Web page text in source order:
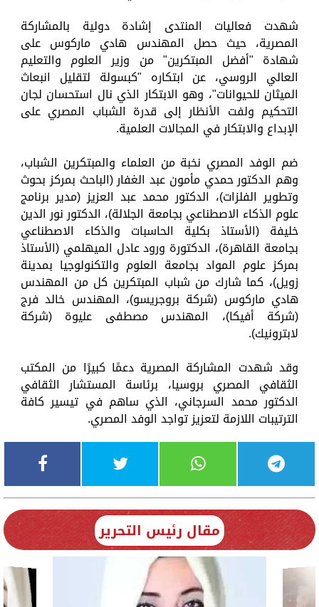
شهدت فعاليات المنتدى إشادة دولية بالمشاركة
المصرية، حيث حصل المهندس هادي ماركوس على
شهادة "أفضل المبتكرين" من وزير العلوم والتعليم
العالي الروسي، عن ابتكاره "كبسولة لتقليل انبعاث
الميثان للحيوانات"، وهو الابتكار الذي نال استحسان لجان
التحكيم ولفت الأنظار إلى قدرة الشباب المصري على
الإبداع والابتكار في المجالات العلمية.
ضم الوفد المصري نخبة من العلماء والمبتكرين الشباب،
وهم الدكتور حمدي مأمون عبد الغفار (الباحث بمركز بحوث
وتطوير الفلزات)، الدكتور محمد عبد العزيز (مدير برنامج
علوم الذكاء الاصطناعي بجامعة الجلالة)، الدكتور نور الدين
خليفة (الأستاذ بكلية الحاسبات والذكاء الاصطناعي
بجامعة القاهرة)، الدكتورة ورود عادل الميهلمي (الأستاذ
بمركز علوم المواد بجامعة العلوم والتكنولوجيا بمدينة
زويل)، كما شارك من شباب المبتكرين كل من المهندس
هادي ماركوس (شركة بروجريسو)، المهندس خالد فرج
(شركة أفيكا)، المهندس مصطفى عليوة (شركة
لابترونيك).
وقد شهدت المشاركة المصرية دعمًا كبيرًا من المكتب
الثقافي المصري بروسيا، برئاسة المستشار الثقافي
الدكتور محمد السرجاني، الذي ساهم في تيسير كافة
الترتيبات اللازمة لتعزيز تواجد الوفد المصري.
مقال رئيس التحرير